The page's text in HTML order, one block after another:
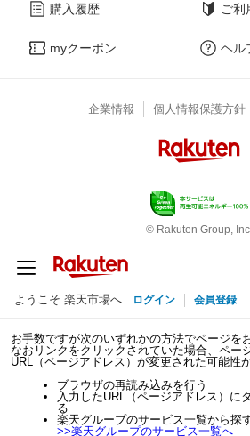
購入履歴
myクーポン
ご利
ヘル
企業情報 個人情報保護方針
© Rakuten Group, Inc.
ようこそ 楽天市場へ ログイン 会員登録
お手数ですが次のいずれかの方法でページを
なおリンクをクリックされていた場合、ペー
URL（ページアドレス）が変更された可能性
ブラウザの再読み込みを行う
入力したURL（ページアドレス）に
る
楽天グループのサービス一覧から探
>>楽天グループのサービス一覧へ